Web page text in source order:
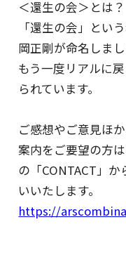
＜還生の会＞とは？
「還生の会」とい
岡正剛が命名しま
もう一度リアルに
られています。
ご感想やご意見ほ
案内をご要望の方
の「CONTACT」
いいたします。
https://